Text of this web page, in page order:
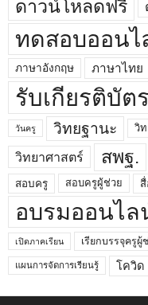
ดาวน์โหลดฟรี
ทดสอบออนไ
ภาษาอังกฤษ ภาษาไทย
รับเกียรติบัต
วันครู วิทยฐานะ วิ
วิทยาศาสตร์ สพฐ.
สอบครู สอบครูผู้ช่วย
อบรมออนไล
เปิดภาคเรียน เรียกบรรจุครูผู้
แผนการจัดการเรียนรู้ โควิด